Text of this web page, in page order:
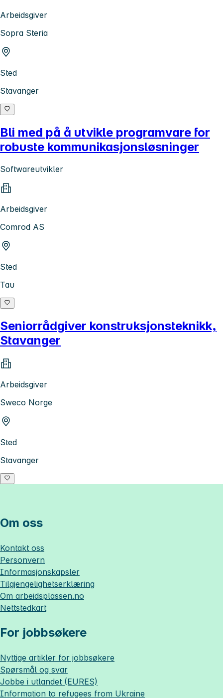
Arbeidsgiver
Sopra Steria
Sted
Stavanger
Bli med på å utvikle programvare for
robuste kommunikasjonsløsninger
Softwareutvikler
Arbeidsgiver
Comrod AS
Sted
Tau
Seniorrådgiver konstruksjonsteknikk,
Stavanger
Arbeidsgiver
Sweco Norge
Sted
Stavanger
Om oss
Kontakt oss
Personvern
Informasjonskapsler
Tilgjengelighetserklæring
Om arbeidsplassen.no
Nettstedkart
For jobbsøkere
Nyttige artikler for jobbsøkere
Spørsmål og svar
Jobbe i utlandet (EURES)
Information to refugees from Ukraine